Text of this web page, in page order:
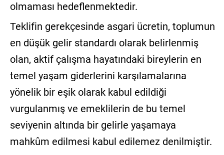
olmaması hedeflenmektedir.
Teklifin gerekçesinde asgari ücretin, toplumun
en düşük gelir standardı olarak belirlenmiş
olan, aktif çalışma hayatındaki bireylerin en
temel yaşam giderlerini karşılamalarına
yönelik bir eşik olarak kabul edildiği
vurgulanmış ve emeklilerin de bu temel
seviyenin altında bir gelirle yaşamaya
mahkûm edilmesi kabul edilemez denilmiştir.